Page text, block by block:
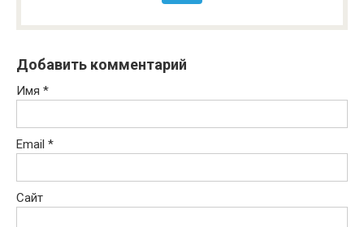
Добавить комментарий
Имя *
Email *
Сайт